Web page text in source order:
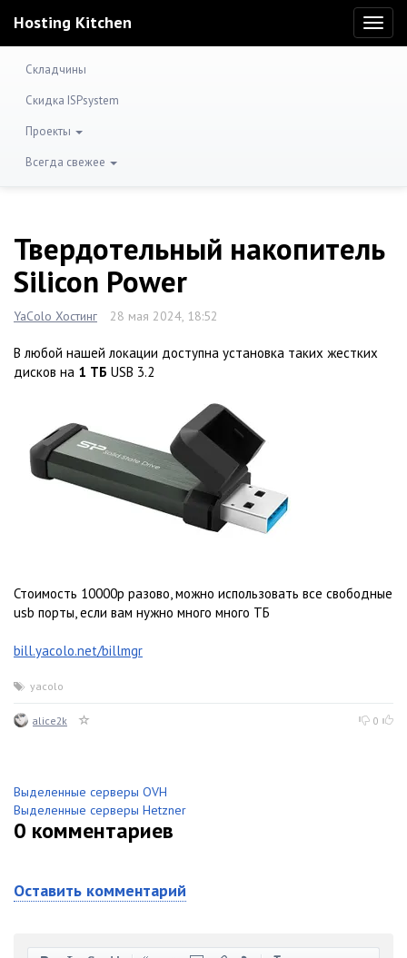
Hosting Kitchen
Складчины
Скидка ISPsystem
Проекты
Всегда свежее
Твердотельный накопитель
Silicon Power
YaColo Хостинг 28 мая 2024, 18:52
В любой нашей локации доступна установка таких жестких
дисков на 1 ТБ USB 3.2
Стоимость 10000р разово, можно использовать все свободные
usb порты, если вам нужно много много ТБ
bill.yacolo.net/billmgr
yacolo
alice2k 0
Выделенные серверы OVH
Выделенные серверы Hetzner
0 комментариев
Оставить комментарий